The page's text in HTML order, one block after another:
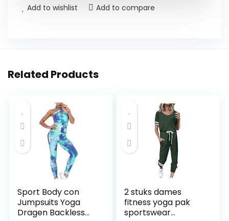
Add to wishlist Add to compare
Related Products
Sport Body con
Jumpsuits Yoga
Dragen Backless
2 stuks dames
fitness yoga pak
sportswear